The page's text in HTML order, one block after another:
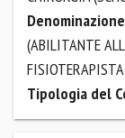
(ABILITANTE
Tipologia del